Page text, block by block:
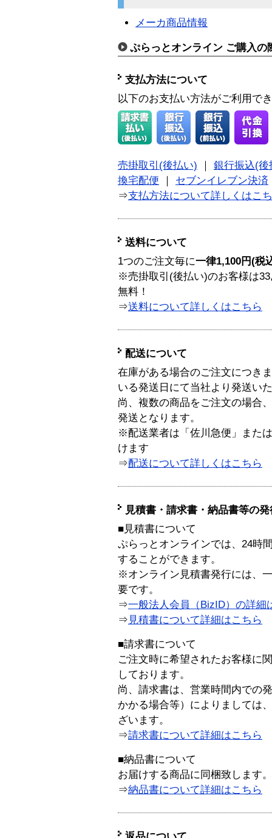
メーカ商品情報
ぷらっとオンライン ご購入の
支払方法について
以下のお支払い方法がご利用で
売掛取引(後払い)
銀行振込(後
換宅配便
セブンイレブン決済
⇒支払方法について詳しくはこ
送料について
1つのご注文毎に一律1,100円(税
※売掛取引(後払い)のお客様は
無料！
⇒送料について詳しくはこちら
配送について
在庫がある場合のご注文につき
いる発送日にて当社より発送い
尚、複数の商品をご注文の場合
発送となります。
※配送業者は「佐川急便」また
けます
⇒配送について詳しくはこちら
見積書・請求書・納品書等の
■見積書について
ぷらっとオンラインでは、24時
することができます。
※オンライン見積書発行には、
要です。
⇒一般法人会員（BizID）の詳細
⇒ 見積書について詳細はこちら
■請求書について
ご注文時に希望されたお客様に
しております。
尚、請求書は、営業時間内での
かかる場合等）によりましては
ざいます。
⇒請求書について詳細はこちら
■納品書について
お届けする商品に同梱致します。
⇒納品書について詳細はこちら